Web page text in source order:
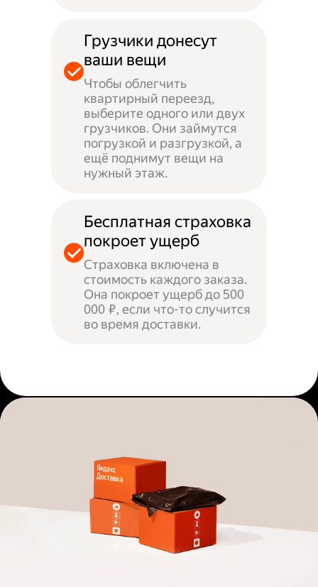
Грузчики донесут
ваши вещи
Чтобы облегчить
квартирный переезд,
выберите одного или двух
грузчиков. Они займутся
погрузкой и разгрузкой, а
ещё поднимут вещи на
нужный этаж.
Бесплатная страховка
покроет ущерб
Страховка включена в
стоимость каждого заказа.
Она покроет ущерб до 500
000 ₽, если что-то случится
во время доставки.